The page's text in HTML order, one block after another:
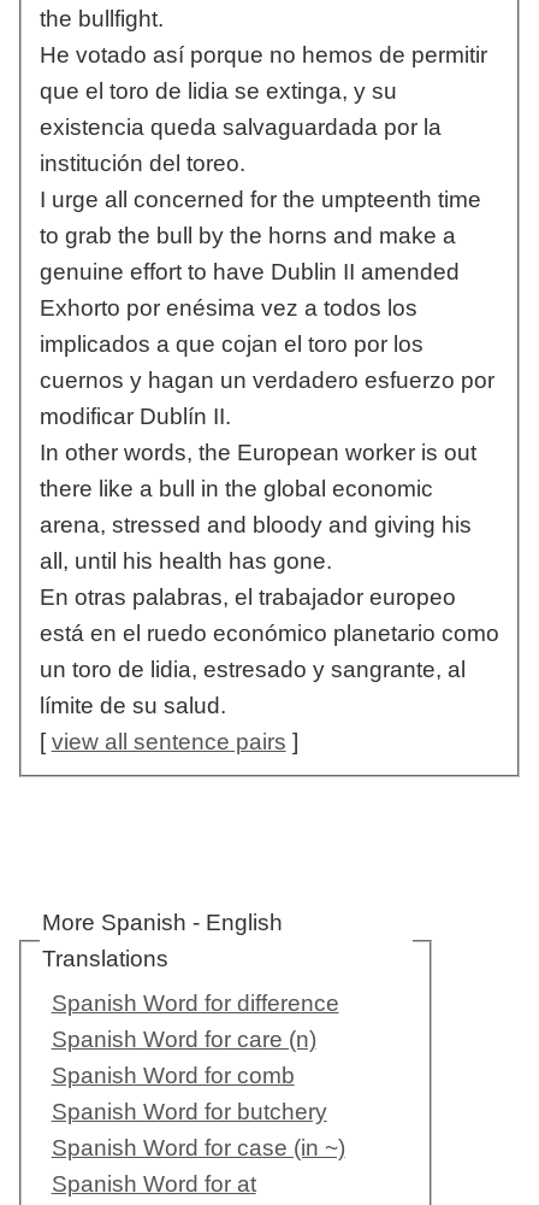
the bullfight.
He votado así porque no hemos de permitir
que el toro de lidia se extinga, y su
existencia queda salvaguardada por la
institución del toreo.
I urge all concerned for the umpteenth time
to grab the bull by the horns and make a
genuine effort to have Dublin II amended
Exhorto por enésima vez a todos los
implicados a que cojan el toro por los
cuernos y hagan un verdadero esfuerzo por
modificar Dublín II.
In other words, the European worker is out
there like a bull in the global economic
arena, stressed and bloody and giving his
all, until his health has gone.
En otras palabras, el trabajador europeo
está en el ruedo económico planetario como
un toro de lidia, estresado y sangrante, al
límite de su salud.
[view all sentence pairs ]
More Spanish - English
Translations
Spanish Word for difference
Spanish Word for care (n)
Spanish Word for comb
Spanish Word for butchery
Spanish Word for case (in ~)
Spanish Word for at